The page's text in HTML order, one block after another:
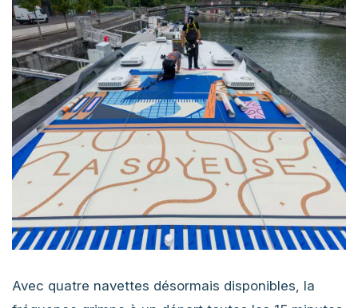
Avec quatre navettes désormais disponibles, la